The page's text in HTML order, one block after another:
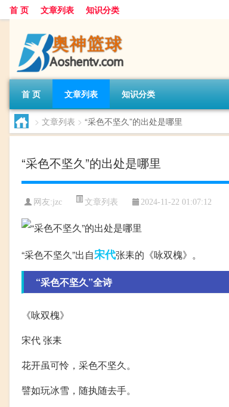
首 页 文章列表 知识分类
首 页 文章列表 知识分类
> 文章列表 > “采色不坚久”的出处是哪里
“采色不坚久”的出处是哪里
网友:jzc 文章列表 2024-11-22 01:07:12
“采色不坚久”出自宋代张耒的《咏双槐》。
“采色不坚久”全诗
《咏双槐》
宋代 张耒
花开虽可怜，采色不坚久。
譬如玩冰雪，随执随去手。